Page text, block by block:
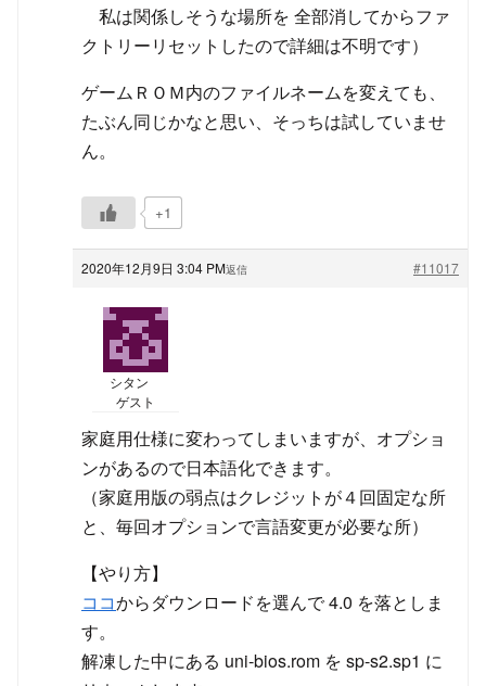
私は関係しそうな場所を 全部消してからファ
クトリーリセットしたので詳細は不明です）
ゲームＲＯＭ内のファイルネームを変えても、
たぶん同じかなと思い、そっちは試していませ
ん。
+1
2020年12月9日 3:04 PM #11017
返信
シタン
ゲスト
家庭用仕様に変わってしまいますが、オプショ
ンがあるので日本語化できます。
（家庭用版の弱点はクレジットが４回固定な所
と、毎回オプションで言語変更が必要な所）
【やり方】
ココからダウンロードを選んで 4.0 を落としま
す。
解凍した中にある uni-bios.rom を sp-s2.sp1 に